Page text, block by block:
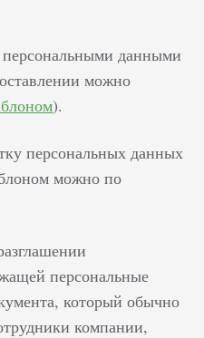
данными
можно
).
персональных данных
можно по
персональные
который обычно
компании,